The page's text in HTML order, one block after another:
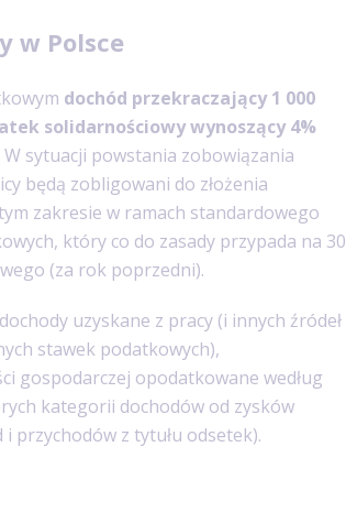
w Polsce
dochód przekraczający 1 000
solidarnościowy wynoszący 4%
W sytuacji powstania zobowiązania
będą zobligowani do złożenia
zakresie w ramach standardowego
który co do zasady przypada na 30
(za rok poprzedni).
uzyskane z pracy (i innych źródeł
stawek podatkowych),
gospodarczej opodatkowane według
kategorii dochodów od zysków
przychodów z tytułu odsetek).